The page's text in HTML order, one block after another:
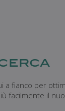
a fianco per
facilmente il